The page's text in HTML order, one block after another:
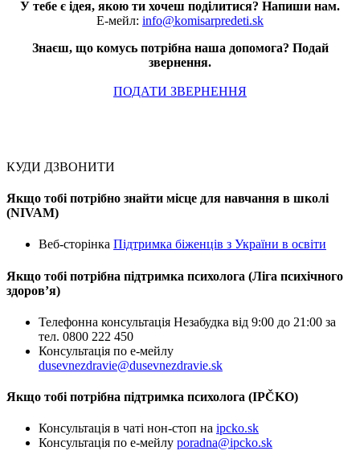
У тебе є ідея, якою ти хочеш поділитися? Напиши нам.
E-мейл: info@komisarpredeti.sk
Знаєш, що комусь потрібна наша допомога? Подай
звернення.
ПОДАТИ ЗВЕРНЕННЯ
КУДИ ДЗВОНИТИ
Якщо тобі потрібно знайти місце для навчання в школі
(NIVAM)
Веб-сторінка Підтримка біженців з України в освіти
Якщо тобі потрібна підтримка психолога (Ліга психічного
здоровʼя)
Телефонна консультація Незабудка від 9:00 до 21:00 за
тел. 0800 222 450
Консультація по е-мейлу
dusevnezdravie@dusevnezdravie.sk
Якщо тобі потрібна підтримка психолога (IPČKO)
Консультація в чаті нон-стоп на ipcko.sk
Консультація по е-мейлу poradna@ipcko.sk